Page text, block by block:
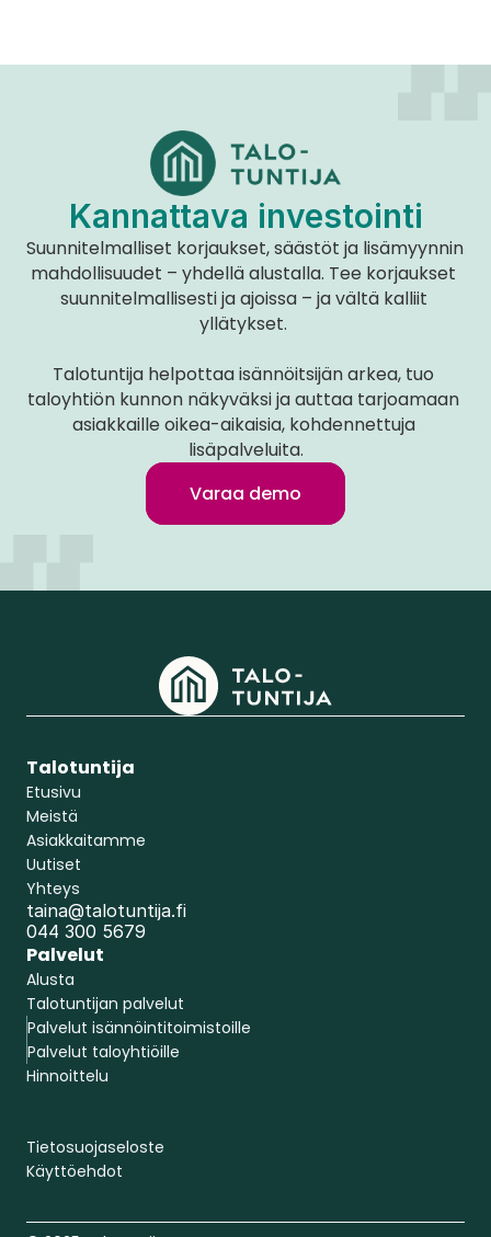
Kannattava investointi
Suunnitelmalliset korjaukset, säästöt ja lisämyynnin
mahdollisuudet – yhdellä alustalla. Tee korjaukset
suunnitelmallisesti ja ajoissa – ja vältä kalliit
yllätykset.
Talotuntija helpottaa isännöitsijän arkea, tuo
taloyhtiön kunnon näkyväksi ja auttaa tarjoamaan
asiakkaille oikea-aikaisia, kohdennettuja
lisäpalveluita.
Varaa demo
Talotuntija
Etusivu
Meistä
Asiakkaitamme
Uutiset
Yhteys
taina@talotuntija.fi
044 300 5679
Palvelut
Alusta
Talotuntijan palvelut
Palvelut isännöintitoimistoille
Palvelut taloyhtiöille
Hinnoittelu
Varaa demo
Tietosuojaseloste
Käyttöehdot